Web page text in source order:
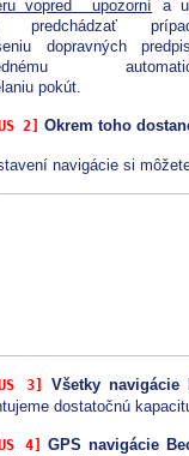
vopred upozorní a
predchádzať
dopravných
pokút.
2] Okrem toho
navigácie si
3] Všetky
dostatočnú
4] GPS navigácie